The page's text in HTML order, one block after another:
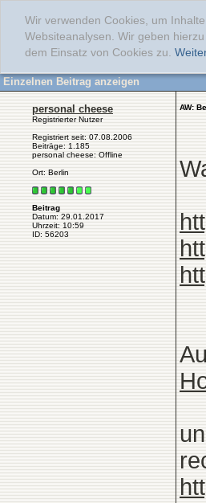
Wir verwenden Cookies, um
Websiteanalysen. Wir geben
dem Einsatz von Cookies zu.
Einzelnen Beitrag anzeigen
personal cheese
Registrierter Nutzer
Registriert seit: 07.08.2006
Beiträge: 1.185
personal cheese: Offline
Ort: Berlin
Beitrag
Datum: 29.01.2017
Uhrzeit: 10:59
ID: 56203
AW: